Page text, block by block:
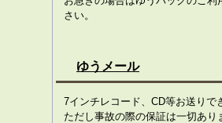
さい。
ゆうメール
7インチレコード、CD等お送りで
ただし事故の際の保証は一切あり